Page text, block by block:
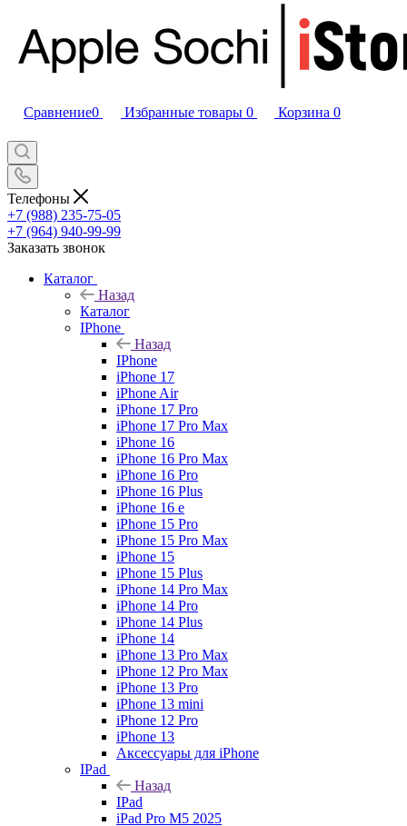
Сравнение0 Избранные товары 0 Корзина 0
Телефоны
+7 (988) 235-75-05
+7 (964) 940-99-99
Заказать звонок
Каталог
Назад
Каталог
IPhone
Назад
IPhone
iPhone 17
iPhone Air
iPhone 17 Pro
iPhone 17 Pro Max
iPhone 16
iPhone 16 Pro Max
iPhone 16 Pro
iPhone 16 Plus
iPhone 16 e
iPhone 15 Pro
iPhone 15 Pro Max
iPhone 15
iPhone 15 Plus
iPhone 14 Pro Max
iPhone 14 Pro
iPhone 14 Plus
iPhone 14
iPhone 13 Pro Max
iPhone 12 Pro Max
iPhone 13 Pro
iPhone 13 mini
iPhone 12 Pro
iPhone 13
Аксессуары для iPhone
IPad
Назад
IPad
iPad Pro M5 2025